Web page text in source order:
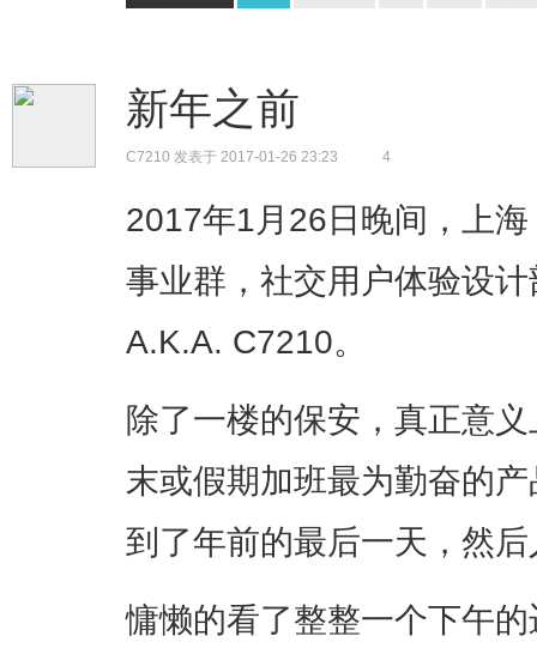
新年之前
C7210 发表于 2017-01-26 23:23 4
2017年1月26日晚间，上
事业群，社交用户体验设
A.K.A. C7210。
除了一楼的保安，真正意
末或假期加班最为勤奋的
到了年前的最后一天，然
慵懒的看了整整一个下午